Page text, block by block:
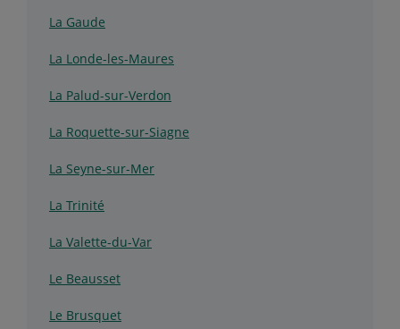
La Gaude
La Londe-les-Maures
La Palud-sur-Verdon
La Roquette-sur-Siagne
La Seyne-sur-Mer
La Trinité
La Valette-du-Var
Le Beausset
Le Brusquet